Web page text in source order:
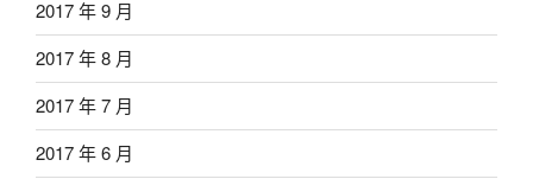
2017 年 9 月
2017 年 8 月
2017 年 7 月
2017 年 6 月